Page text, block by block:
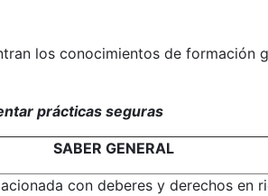
los conocimientos de formación
prácticas seguras
SABER GENERAL
con deberes y derechos en